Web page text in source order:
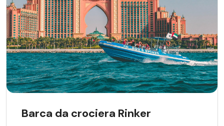
Barca da crociera Rinker